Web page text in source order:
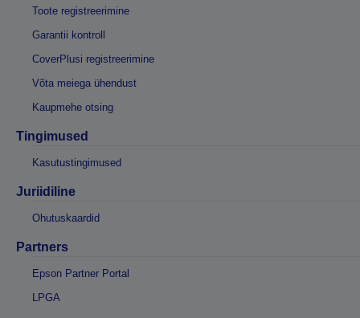
Toote registreerimine
Garantii kontroll
CoverPlusi registreerimine
Võta meiega ühendust
Kaupmehe otsing
Tingimused
Kasutustingimused
Juriidiline
Ohutuskaardid
Partners
Epson Partner Portal
LPGA